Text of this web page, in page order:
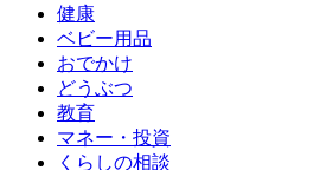
健康
ベビー用品
おでかけ
どうぶつ
教育
マネー・投資
くらしの相談